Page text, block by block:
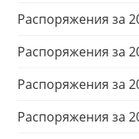
Распоряжения за
Распоряжения за
Распоряжения за
Распоряжения за